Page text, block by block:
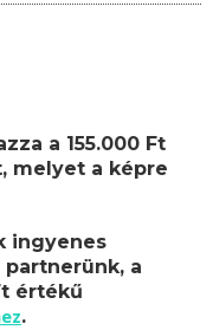
a 155.000 Ft
melyet a képre
ingyenes
a
értékű
.